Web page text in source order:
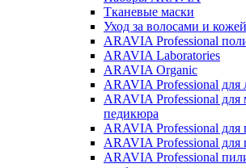
Тканевые маски
Уход за волосами и
ARAVIA Professional
ARAVIA Laboratories
ARAVIA Organic
ARAVIA Professional для
ARAVIA Professional
педикюра
ARAVIA Professional для
ARAVIA Professional для
ARAVIA Professional